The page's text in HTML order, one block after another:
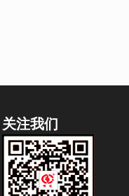
关注我们